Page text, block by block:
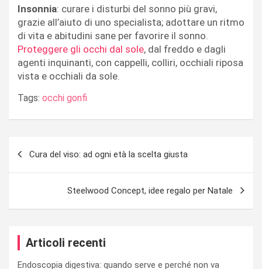
Insonnia: curare i disturbi del sonno più gravi,
grazie all’aiuto di uno specialista; adottare un ritmo
di vita e abitudini sane per favorire il sonno.
Proteggere gli occhi dal sole, dal freddo e dagli
agenti inquinanti, con cappelli, colliri, occhiali riposa
vista e occhiali da sole.
Tags: occhi gonfi
Cura del viso: ad ogni età la scelta giusta
Steelwood Concept, idee regalo per Natale
Articoli recenti
Endoscopia digestiva: quando serve e perché non va